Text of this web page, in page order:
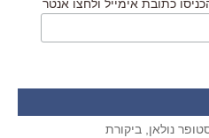
כתובת אימייל ולחצו אנטר
נולאן, ביקורת